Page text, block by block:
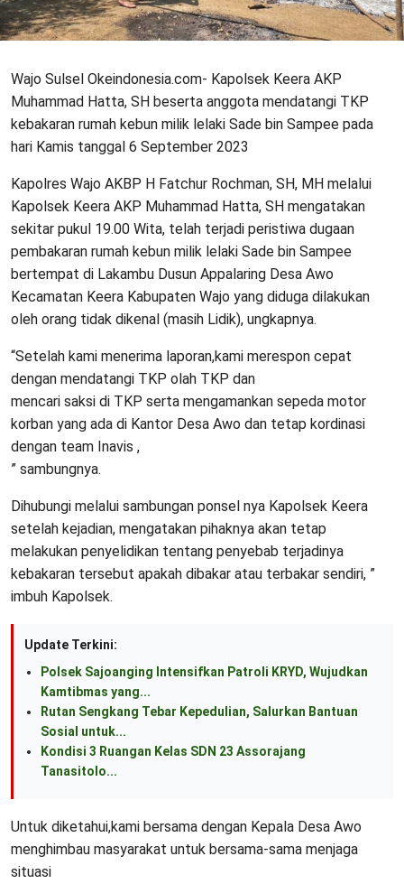
Wajo Sulsel Okeindonesia.com- Kapolsek Keera AKP
Muhammad Hatta, SH beserta anggota mendatangi TKP
kebakaran rumah kebun milik lelaki Sade bin Sampee pada
hari Kamis tanggal 6 September 2023
Kapolres Wajo AKBP H Fatchur Rochman, SH, MH melalui
Kapolsek Keera AKP Muhammad Hatta, SH mengatakan
sekitar pukul 19.00 Wita, telah terjadi peristiwa dugaan
pembakaran rumah kebun milik lelaki Sade bin Sampee
bertempat di Lakambu Dusun Appalaring Desa Awo
Kecamatan Keera Kabupaten Wajo yang diduga dilakukan
oleh orang tidak dikenal (masih Lidik), ungkapnya.
“Setelah kami menerima laporan,kami merespon cepat
dengan mendatangi TKP olah TKP dan
mencari saksi di TKP serta mengamankan sepeda motor
korban yang ada di Kantor Desa Awo dan tetap kordinasi
dengan team Inavis ,
” sambungnya.
Dihubungi melalui sambungan ponsel nya Kapolsek Keera
setelah kejadian, mengatakan pihaknya akan tetap
melakukan penyelidikan tentang penyebab terjadinya
kebakaran tersebut apakah dibakar atau terbakar sendiri, ”
imbuh Kapolsek.
Update Terkini:
Polsek Sajoanging Intensifkan Patroli KRYD, Wujudkan
Kamtibmas yang...
Rutan Sengkang Tebar Kepedulian, Salurkan Bantuan
Sosial untuk...
Kondisi 3 Ruangan Kelas SDN 23 Assorajang
Tanasitolo...
Untuk diketahui,kami bersama dengan Kepala Desa Awo
menghimbau masyarakat untuk bersama-sama menjaga
situasi